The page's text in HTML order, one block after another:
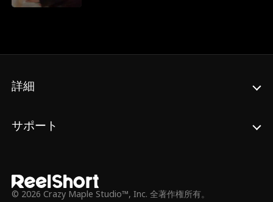
詳細
サポート
© 2026 Crazy Maple Studio™, Inc. 全著作権所有。